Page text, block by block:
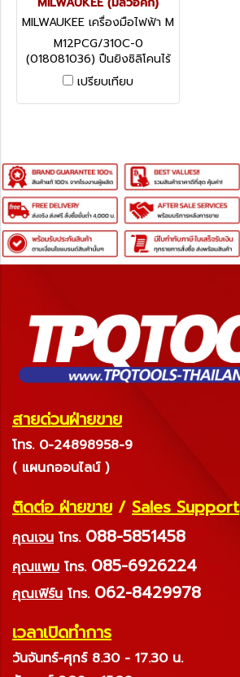
MILWAUKEE เครื่องมือไฟฟ้า M
12PCG/310C-0 (018081036)
M12PCG/310C-0
(018081036) ปืนยิงซิลิโคนไร้
สาย 12V พร้อมกระบอก
(เครื่องเปล่า) MILWAUKEE (มิล
วอคกี้)
เปรียบเทียบ
สายด่วนฝ่ายขาย
โทร. 0-24898958-9
( แผนกออนไลน์ )
ติดต่อ ฝ่ายขาย / Sales Support
คุณเจน โทร. 088-5851458
คุณแพม โทร. 085-6926224
คุณเฟิร์น โทร. 062-8429978
เวลาเปิดทำการ
วันจันทร์-ศุกร์ 8.30 - 17.30 น.